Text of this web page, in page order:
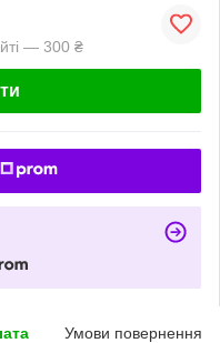
— 300 ₴
Умови повернення